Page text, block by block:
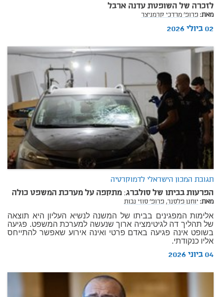
לזכרה של השופטת עדנה ארבל
מאת:פרופ' מרדכי קרמניצר
02 ביולי 2026
תגובת המכון הישראלי לדמוקרטיה
הפרעות בביתו של סולברג: מתקפה על מערכת המשפט כולה
מאת:יוחנן פלסנר, פרופ' סוזי נבות
אלימות המפגינים בביתו של המשנה לנשיא העליון היא תוצאה
של תהליך דה לגיטימציה ארוך שנעשה למערכת המשפט. פגיעה
בשופט אינה פגיעה באדם פרטי ואינה אירוע שאפשר להתייחס
אליו כנקודתי.
04 ביוני 2026